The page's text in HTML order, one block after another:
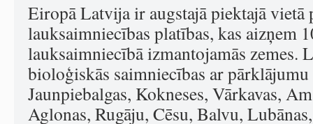
Eiropā Latvija ir augstajā piektajā vietā
lauksaimniecības platības, kas aizņem
lauksaimniecībā izmantojamās zemes.
bioloģiskās saimniecības ar
Jaunpiebalgas, Kokneses, Vārkavas,
Aglonas, Rugāju, Cēsu, Balvu,